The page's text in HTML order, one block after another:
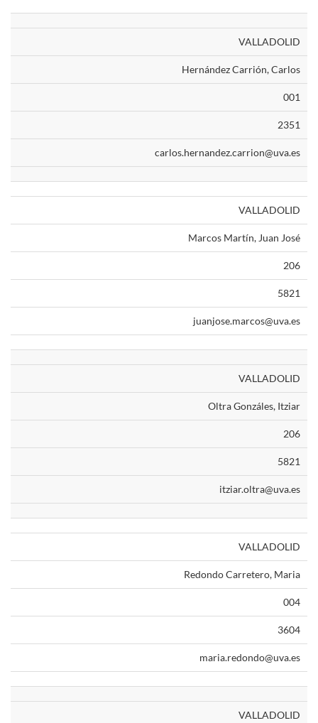
VALLADOLID
Hernández Carrión, Carlos
001
2351
carlos.hernandez.carrion@uva.es
VALLADOLID
Marcos Martín, Juan José
206
5821
juanjose.marcos@uva.es
VALLADOLID
Oltra Gonzáles, Itziar
206
5821
itziar.oltra@uva.es
VALLADOLID
Redondo Carretero, Maria
004
3604
maria.redondo@uva.es
VALLADOLID